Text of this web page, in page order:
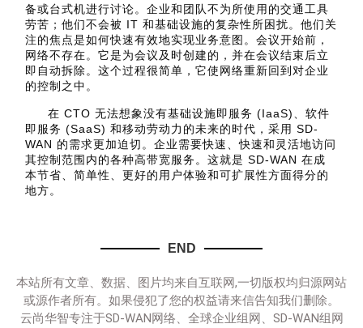
备或台式机进行讨论。企业和团队不为所使用的交通工具
劳苦；他们不会被 IT 和基础设施的复杂性所困扰。他们关
注的焦点是如何快速有效地实现业务意图。会议开始前，
网络不存在。它是为会议及时创建的，并在会议结束后立
即自动拆除。这个过程很简单，它使网络重新回到对企业
的控制之中。
在 CTO 无法想象没有基础设施即服务 (IaaS)、软件
即服务 (SaaS) 和移动劳动力的未来的时代，采用 SD-
WAN 的需求更加迫切。企业需要快速、快速和灵活地访问
其控制范围内的各种高带宽服务。这就是 SD-WAN 在成
本节省、简单性、更好的用户体验和可扩展性方面得分的
地方。
END
本站所有文章、数据、图片均来自互联网,一切版权均归源网站
或源作者所有。如果侵犯了您的权益请来信告知我们删除。
云尚华智专注于SD-WAN网络、全球企业组网、SD-WAN组网